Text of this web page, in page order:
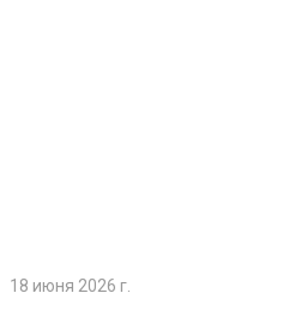
18 июня 2026 г.